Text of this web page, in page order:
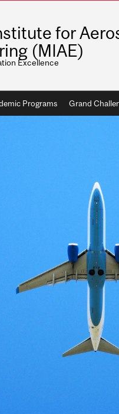
for
(MIAE)
Excellence
Programs Grand